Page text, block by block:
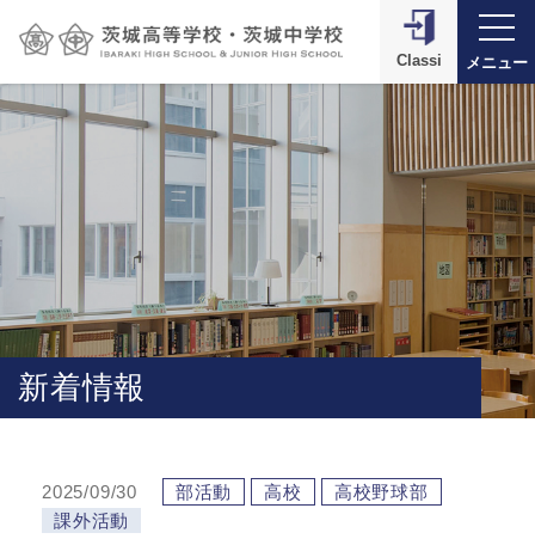
Classi メニュー
新着情報
2025/09/30 部活動 高校
高校野球部
課外活動